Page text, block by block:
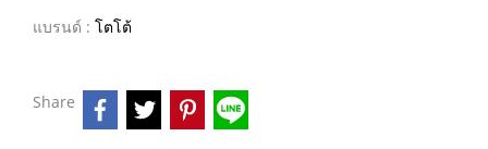
แบรนด์ : โตโต้
Share